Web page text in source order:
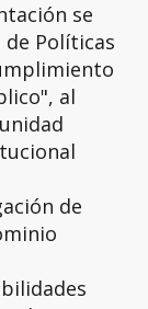
se
Políticas
al
de